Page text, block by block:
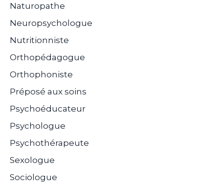
Naturopathe
Neuropsychologue
Nutritionniste
Orthopédagogue
Orthophoniste
Préposé aux soins
Psychoéducateur
Psychologue
Psychothérapeute
Sexologue
Sociologue